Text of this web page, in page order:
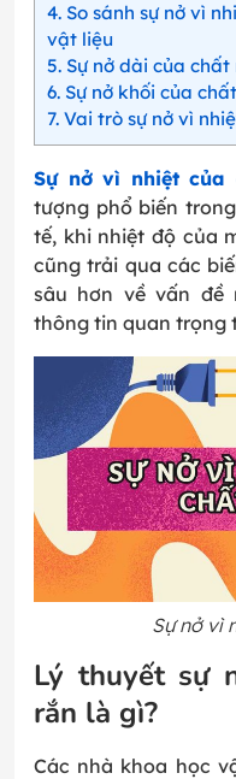
4 So sánh sự nở vì
vật liệu
5 Sự nở dài của chất
6 Sự nở khối của
7 Vai trò sự nở vì
Sự nở vì nhiệt của
tượng phổ biến
tế, khi nhiệt độ của
cũng trải qua các
sâu hơn về vấn đề
thông tin quan trọng
Sự nở vì
Lý thuyết sự
rắn là gì?
Các nhà khoa học